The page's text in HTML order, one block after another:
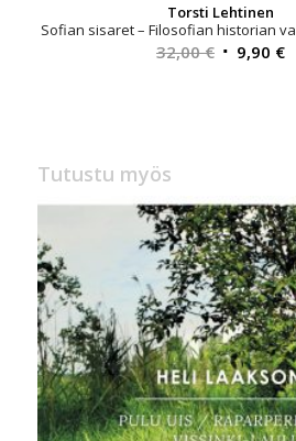
Torsti Lehtinen
Sofian sisaret – Filosofian historian
32,00€ 9,90 €
Tutustu myös